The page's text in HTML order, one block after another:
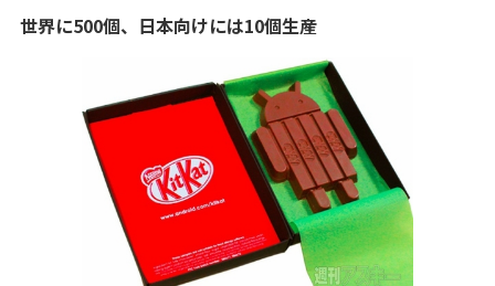
世界に500個、日本向けには10個生産